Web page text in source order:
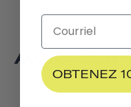
Avis Sur
OBTENEZ